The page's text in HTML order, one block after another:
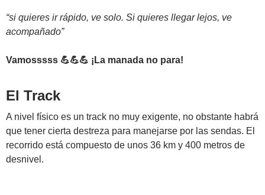
“si quieres ir rápido, ve solo. Si quieres llegar lejos, ve
acompañado”
Vamosssss 💪💪💪 ¡La manada no para!
El Track
A nivel físico es un track no muy exigente, no obstante habrá
que tener cierta destreza para manejarse por las sendas. El
recorrido está compuesto de unos 36 km y 400 metros de
desnivel.